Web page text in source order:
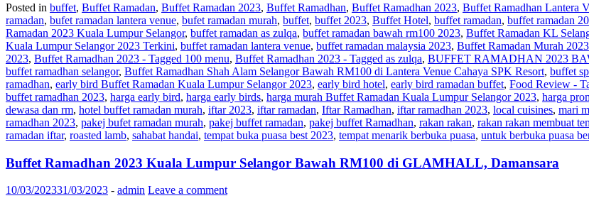
Posted in buffet, Buffet Ramadan, Buffet Ramadan 2023, Buffet Ramadhan, Buffet Ramadhan 2023, Buffet Ramadhan Lantera
ramadan, bufet ramadan lantera venue, bufet ramadan murah, buffet, buffet 2023, Buffet Hotel, buffet ramadan, buffet ramadan
Ramadan 2023 Kuala Lumpur Selangor, buffet ramadan as zulqa, buffet ramadan bawah rm100 2023, Buffet Ramadan KL
Kuala Lumpur Selangor 2023 Terkini, buffet ramadan lantera venue, buffet ramadan malaysia 2023, Buffet Ramadan Murah 2023
2023, Buffet Ramadhan 2023 - Tagged 100 menu, Buffet Ramadhan 2023 - Tagged as zulqa, BUFFET RAMADHAN 2023
buffet ramadhan selangor, Buffet Ramadhan Shah Alam Selangor Bawah RM100 di Lantera Venue Cahaya SPK Resort, buffet
ramadhan, early bird Buffet Ramadan Kuala Lumpur Selangor 2023, early bird hotel, early bird ramadan buffet, Food Review -
buffet ramadhan 2023, harga early bird, harga early birds, harga murah Buffet Ramadan Kuala Lumpur Selangor 2023, harga
dewasa dan rm, hotel buffet ramadan murah, iftar 2023, iftar ramadan, Iftar Ramadhan, iftar ramadhan 2023, local cuisines, mari
ramadhan 2023, pakej bufet ramadan murah, pakej buffet ramadan, pakej buffet Ramadhan, rakan rakan, rakan rakan membuat
ramadan iftar, roasted lamb, sahabat handai, tempat buka puasa best 2023, tempat menarik berbuka puasa, untuk berbuka puasa
Buffet Ramadhan 2023 Kuala Lumpur Selangor Bawah RM100 di GLAMHALL, Damansara
10/03/202331/03/2023 - admin Leave a comment